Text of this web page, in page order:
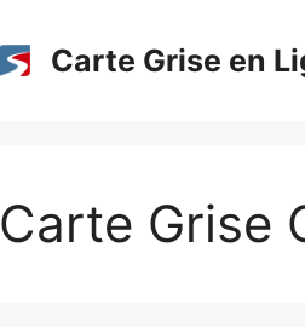
Carte Grise en
Carte Grise